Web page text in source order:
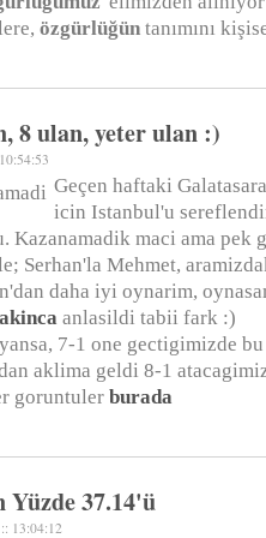
özgürlüğün tanımını
8 ulan, yeter ulan :)
Geçen haftaki
icin Istanbul'u
Kazanamadik maci ama pek
Serhan'la Mehmet,
daha iyi oynarim,
anlasildi tabii fark :)
7-1 one gectigimizde
aklima geldi 8-1
goruntuler burada
Yüzde 37.14'ü
13:04:12